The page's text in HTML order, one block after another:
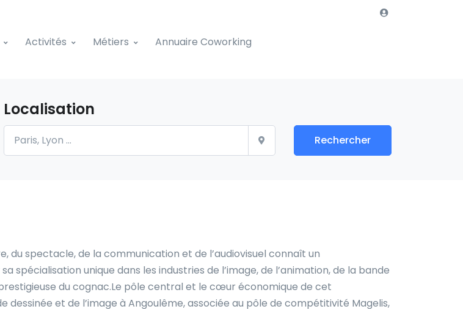
Activités Métiers Annuaire Coworking
Localisation
Rechercher
spectacle, de la communication et de l’audiovisuel connaît un
unique dans les industries de l’image, de l’animation, de la bande
du cognac.Le pôle central et le cœur économique de cet
et de l’image à Angoulême, associée au pôle de compétitivité Magelis,